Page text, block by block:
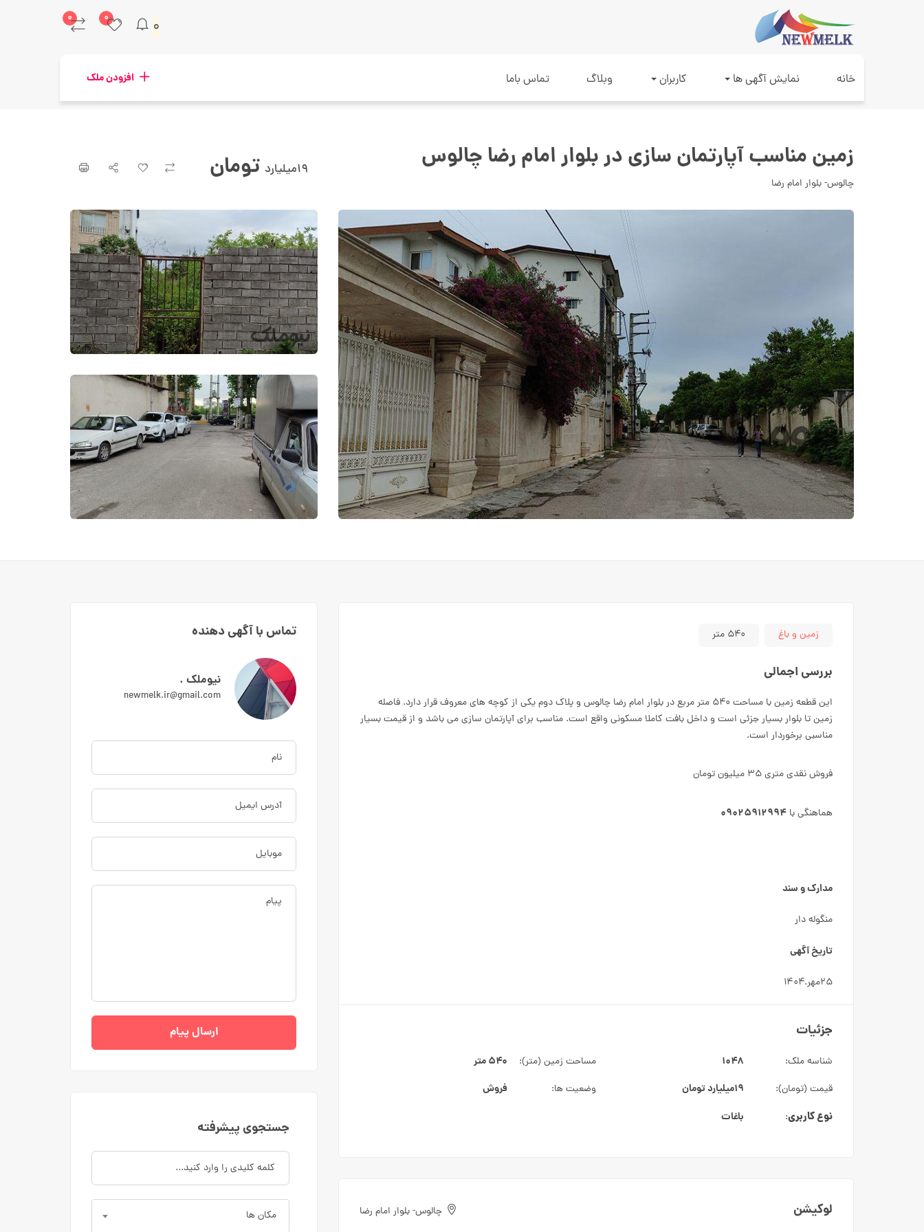
۰ ۰ ۰
خانه نمایش آگهی ها کاربران وبلاگ تماس باما افزودن ملک
زمین مناسب آپارتمان سازی در بلوار امام رضا چالوس
چالوس- بلوار امام رضا
۱۹میلیارد تومان
زمین و باغ ۵۴۰ متر
بررسی اجمالی
این قطعه زمین با مساحت ۵۴۰ متر مربع در بلوار امام رضا چالوس و پلاک دوم یکی از کوچه های معروف قرار دارد. فاصله
زمین تا بلوار بسیار جزئی است و داخل بافت کاملا مسکونی واقع است. مناسب برای آپارتمان سازی می باشد و از قیمت بسیار
مناسبی برخوردار است.
فروش نقدی متری ۳۵ میلیون تومان
هماهنگی با ۰۹۰۲۵۹۱۲۹۹۴
مدارک و سند
منگوله دار
تاریخ آگهی
۲۵مهر.۱۴۰۴
جزئیات
شناسه ملک: ۱۰۴۸ مساحت زمین (متر): ۵۴۰ متر
قیمت (تومان): ۱۹میلیارد تومان وضعیت ها: فروش
نوع کاربری: باغات
لوکیشن چالوس- بلوار امام رضا
تماس با آگهی دهنده
نیوملک .
newmelk.ir@gmail.com
ارسال پیام
جستجوی پیشرفته
مکان ها